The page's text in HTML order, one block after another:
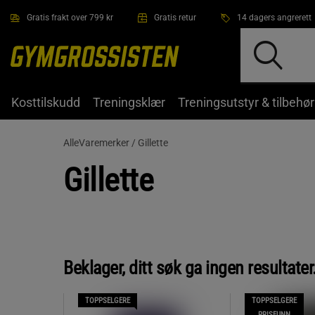
Gratis frakt over 799 kr Gratis retur 14 dagers angrerett
Kosttilskudd Treningsklær Treningsutstyr & tilbehør
AlleVaremerker / Gillette
Gillette
Beklager, ditt søk ga ingen
TOPPSELGERE
TOPPSELGERE